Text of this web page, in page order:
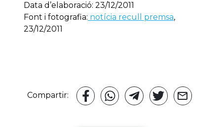
Data d’elaboració: 23/12/2011
Font i fotografia: notícia recull premsa,
23/12/2011
Compartir: